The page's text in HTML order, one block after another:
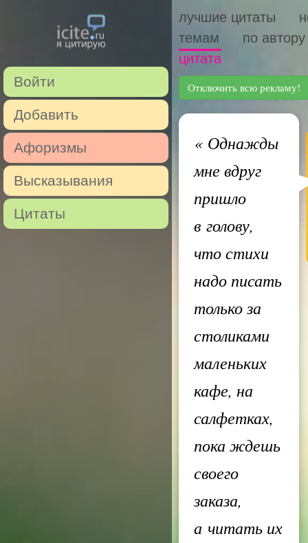
Войти
Добавить
Афоризмы
Высказывания
Цитаты
лучшие цитаты
темам
по автору
цитата
Отключить всю рекламу!
«Однажды
мне вдруг
пришло
в голову,
что стихи
надо писать
только за
столиками
маленьких
кафе, на
салфетках,
пока ждешь
своего
заказа,
а читать их